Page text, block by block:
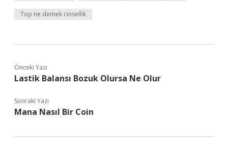
Top ne demek cinsellik
Önceki Yazı
Lastik Balansı Bozuk Olursa Ne Olur
Sonraki Yazı
Mana Nasıl Bir Coin